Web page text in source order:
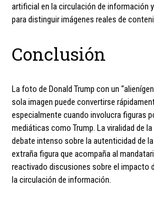
artificial en la circulación de información
para distinguir imágenes reales de
Conclusión
La foto de Donald Trump con un
sola imagen puede convertirse
especialmente cuando involucra figuras
mediáticas como Trump. La viralidad de
debate intenso sobre la autenticidad de
extraña figura que acompaña al
reactivado discusiones sobre el impacto
la circulación de información.